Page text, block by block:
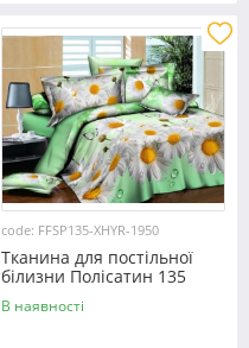
code: FFSP135-XHYR-1950
Тканина для постільної
білизни Полісатин 135
SP135-XHYR-1950 (60м)
В наявності